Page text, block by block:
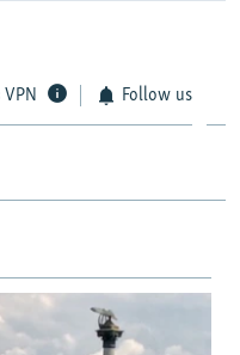
Follow us